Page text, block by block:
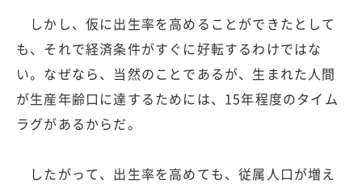
しかし、仮に出生率を高めることができたとして
も、それで経済条件がすぐに好転するわけではな
い。なぜなら、当然のことであるが、生まれた人間
が生産年齢口に達するためには、15年程度のタイム
ラグがあるからだ。
したがって、出生率を高めても、従属人口が増え